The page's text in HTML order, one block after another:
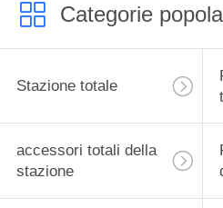
Parti del
Digital
Categorie
Stazione totale
accessori totali della
stazione